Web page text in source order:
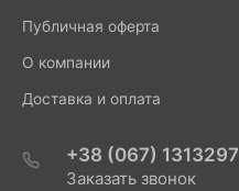
Публичная оферта
О компании
Доставка и оплата
+38 (067) 1313297
Заказать звонок